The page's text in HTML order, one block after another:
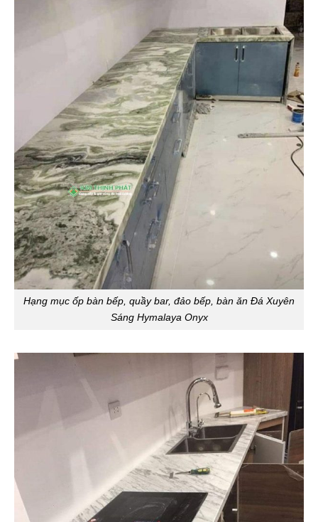
Hạng mục ốp bàn bếp, quầy bar, đảo bếp, bàn ăn Đá Xuyên
Sáng Hymalaya Onyx